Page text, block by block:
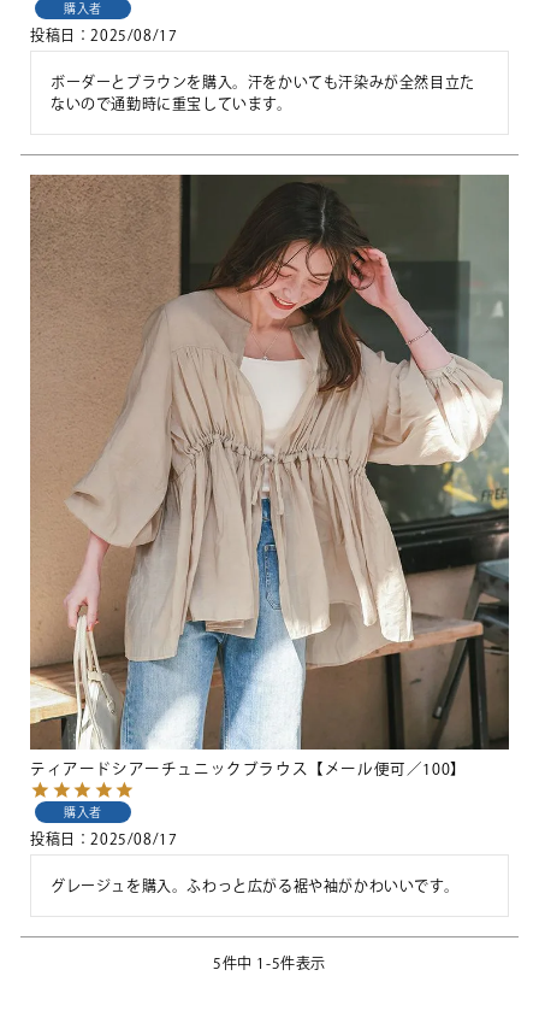
購入者
投稿日 2025/08/17
ボーダーとブラウンを購入。汗をかいても汗染みが全然目立た
ないので通勤時に重宝しています。
ティアードシアーチュニックブラウス【メール便可／100】
購入者
投稿日 2025/08/17
グレージュを購入。ふわっと広がる裾や袖がかわいいです。
5件中 1 -5件表示